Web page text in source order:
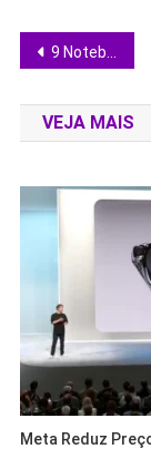
de
Post
9 Notebooks para Arquitetura em 2025 que Entregam Potência sem Travar
VEJA MAIS
Meta Reduz